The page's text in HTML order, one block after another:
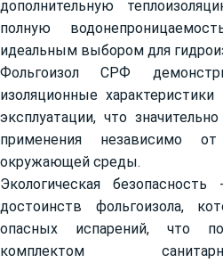
дополнительную
полную
идеальным выбором для
Фольгоизол СРФ
изоляционные
эксплуатации, что
применения независимо
окружающей среды.
Экологическая
достоинств фольгоизола,
опасных испарений, что
комплектом санитарно-